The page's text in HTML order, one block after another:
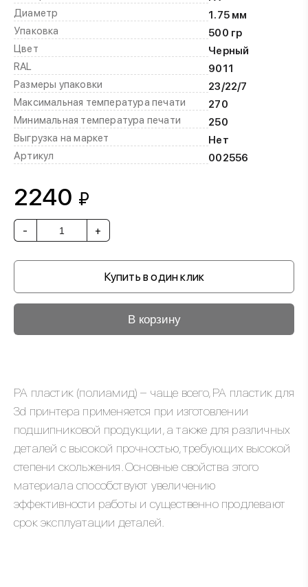
Диаметр
1.75 мм
Упаковка
500 гр
Цвет
Черный
RAL
9011
Размеры упаковки
23/22/7
Максимальная температура печати
270
Минимальная температура печати
250
Выгрузка на маркет
Нет
Артикул
002556
2240 ₽
- +
Купить в один клик
PA пластик (полиамид) – чаще всего, PA пластик для
3d принтера применяется при изготовлении
подшипниковой продукции, а также для различных
деталей с высокой прочностью, требующих высокой
степени скольжения. Основные свойства этого
материала способствуют увеличению
эффективности работы и существенно продлевают
срок эксплуатации деталей.